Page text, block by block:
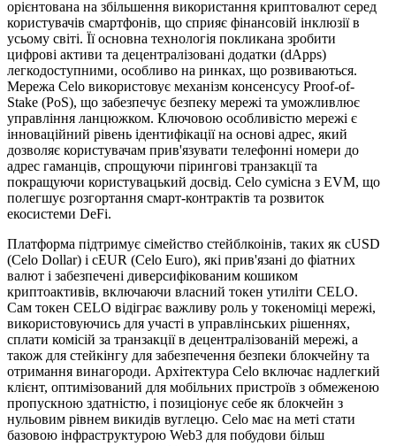
орієнтована на збільшення використання криптовалют серед
користувачів смартфонів, що сприяє фінансовій інклюзії в
усьому світі. Її основна технологія покликана зробити
цифрові активи та децентралізовані додатки (dApps)
легкодоступними, особливо на ринках, що розвиваються.
Мережа Celo використовує механізм консенсусу Proof-of-
Stake (PoS), що забезпечує безпеку мережі та уможливлює
управління ланцюжком. Ключовою особливістю мережі є
інноваційний рівень ідентифікації на основі адрес, який
дозволяє користувачам прив'язувати телефонні номери до
адрес гаманців, спрощуючи пірингові транзакції та
покращуючи користувацький досвід. Celo сумісна з EVM, що
полегшує розгортання смарт-контрактів та розвиток
екосистеми DeFi.
Платформа підтримує сімейство стейблкоінів, таких як cUSD
(Celo Dollar) і cEUR (Celo Euro), які прив'язані до фіатних
валют і забезпечені диверсифікованим кошиком
криптоактивів, включаючи власний токен утиліти CELO.
Сам токен CELO відіграє важливу роль у токеноміці мережі,
використовуючись для участі в управлінських рішеннях,
сплати комісій за транзакції в децентралізованій мережі, а
також для стейкінгу для забезпечення безпеки блокчейну та
отримання винагороди. Архітектура Celo включає надлегкий
клієнт, оптимізований для мобільних пристроїв з обмеженою
пропускною здатністю, і позиціонує себе як блокчейн з
нульовим рівнем викидів вуглецю. Celo має на меті стати
базовою інфраструктурою Web3 для побудови більш